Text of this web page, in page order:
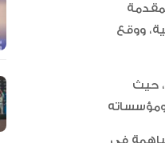
المقدمة
اتفاقية ومعاهدة دولية، ووقع
حيث